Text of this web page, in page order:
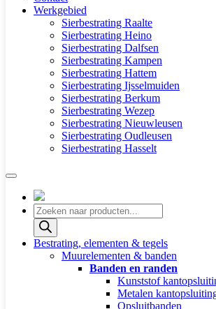
Werkgebied
Sierbestrating Raalte
Sierbestrating Heino
Sierbestrating Dalfsen
Sierbestrating Kampen
Sierbestrating Hattem
Sierbestrating Ijsselmuiden
Sierbestrating Berkum
Sierbestrating Wezep
Sierbestrating Nieuwleusen
Sierbestrating Oudleusen
Sierbestrating Hasselt
Producten
zoeken
Bestrating, elementen & tegels
Muurelementen & banden
Banden en randen
Kunststof
Metalen
Opsluitbanden